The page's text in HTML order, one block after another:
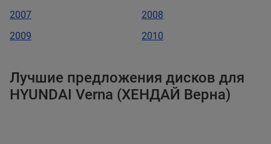
2007
2008
2009
2010
Лучшие предложения дисков для
HYUNDAI Verna (ХЕНДАЙ Верна)